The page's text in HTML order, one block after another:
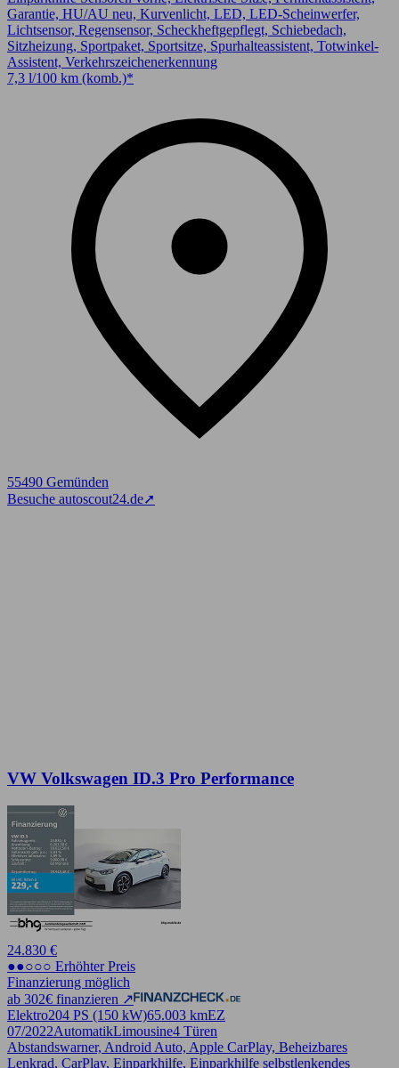
Garantie, HU/AU neu, Kurvenlicht, LED, LED-Scheinwerfer,
Lichtsensor, Regensensor, Scheckheftgepflegt, Schiebedach,
Sitzheizung, Sportpaket, Sportsitze, Spurhalteassistent, Totwinkel-
Assistent, Verkehrszeichenerkennung
7,3 l/100 km (komb.)*
55490 Gemünden
Besuche autoscout24.de➚
VW Volkswagen ID.3 Pro Performance
24.830 €
●●○○○ Erhöhter Preis
Finanzierung möglich
ab 302€ finanzieren ↗
Elektro204 PS (150 kW)65.003 kmEZ
07/2022AutomatikLimousine4 Türen
Abstandswarner, Android Auto, Apple CarPlay, Beheizbares
Lenkrad, CarPlay, Einparkhilfe, Einparkhilfe selbstlenkendes